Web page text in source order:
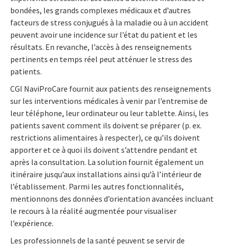
bondées, les grands complexes médicaux et d’autres
facteurs de stress conjugués à la maladie ou à un accident
peuvent avoir une incidence sur l’état du patient et les
résultats. En revanche, l’accès à des renseignements
pertinents en temps réel peut atténuer le stress des
patients.
CGI NaviProCare fournit aux patients des renseignements
sur les interventions médicales à venir par l’entremise de
leur téléphone, leur ordinateur ou leur tablette. Ainsi, les
patients savent comment ils doivent se préparer (p. ex.
restrictions alimentaires à respecter), ce qu’ils doivent
apporter et ce à quoi ils doivent s’attendre pendant et
après la consultation. La solution fournit également un
itinéraire jusqu’aux installations ainsi qu’à l’intérieur de
l’établissement. Parmi les autres fonctionnalités,
mentionnons des données d’orientation avancées incluant
le recours à la réalité augmentée pour visualiser
l’expérience.
Les professionnels de la santé peuvent se servir de